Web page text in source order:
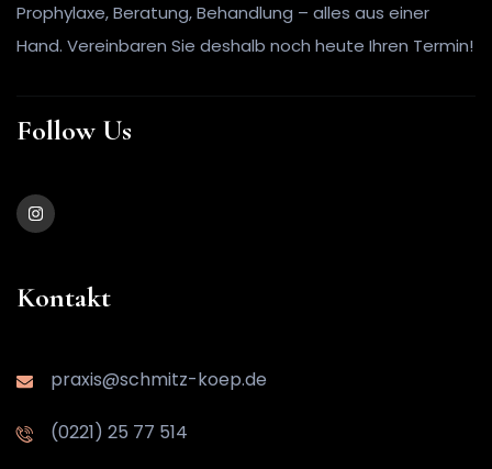
Prophylaxe, Beratung, Behandlung – alles aus einer
Hand. Vereinbaren Sie deshalb noch heute Ihren Termin!
Follow Us
Kontakt
praxis@schmitz-koep.de
(0221) 25 77 514